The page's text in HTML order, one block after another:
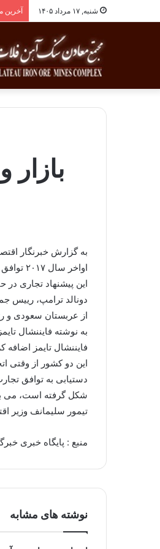
شنبه, ۱۷ مرداد ۱۴۰۵ آخرین
به گزارش خبرنگار
اواخر سال ۲۰۱۷ توافق تجارت آزاد با ایران را نهایی کند.
این پیشنهاد تجاری
دونالد ترامپ، رییس
از عربستان سعودی و
به نوشته فایننشال
فایننشال تایمز
این دو کشور از وقتی اتحادیه اروپا و آمریکا در سال ۲۰۱۴ علیه
شکل گرفته است، می
تیمور سلیمانف وزیر اقتصاد
منبع : پایگاه خبری
نوشته های مشابه